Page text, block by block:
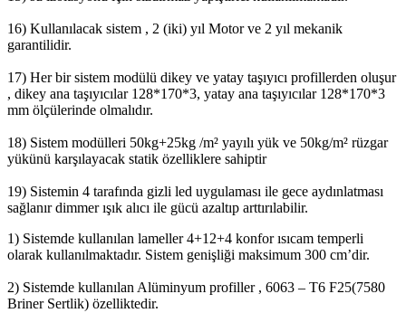
16) Kullanılacak sistem , 2 (iki) yıl Motor ve 2 yıl mekanik
garantilidir.
17) Her bir sistem modülü dikey ve yatay taşıyıcı profillerden oluşur
, dikey ana taşıyıcılar 128*170*3, yatay ana taşıyıcılar 128*170*3
mm ölçülerinde olmalıdır.
18) Sistem modülleri 50kg+25kg /m² yayılı yük ve 50kg/m² rüzgar
yükünü karşılayacak statik özelliklere sahiptir
19) Sistemin 4 tarafında gizli led uygulaması ile gece aydınlatması
sağlanır dimmer ışık alıcı ile gücü azaltıp arttırılabilir.
1) Sistemde kullanılan lameller 4+12+4 konfor ısıcam temperli
olarak kullanılmaktadır. Sistem genişliği maksimum 300 cm’dir.
2) Sistemde kullanılan Alüminyum profiller , 6063 – T6 F25(7580
Briner Sertlik) özelliktedir.